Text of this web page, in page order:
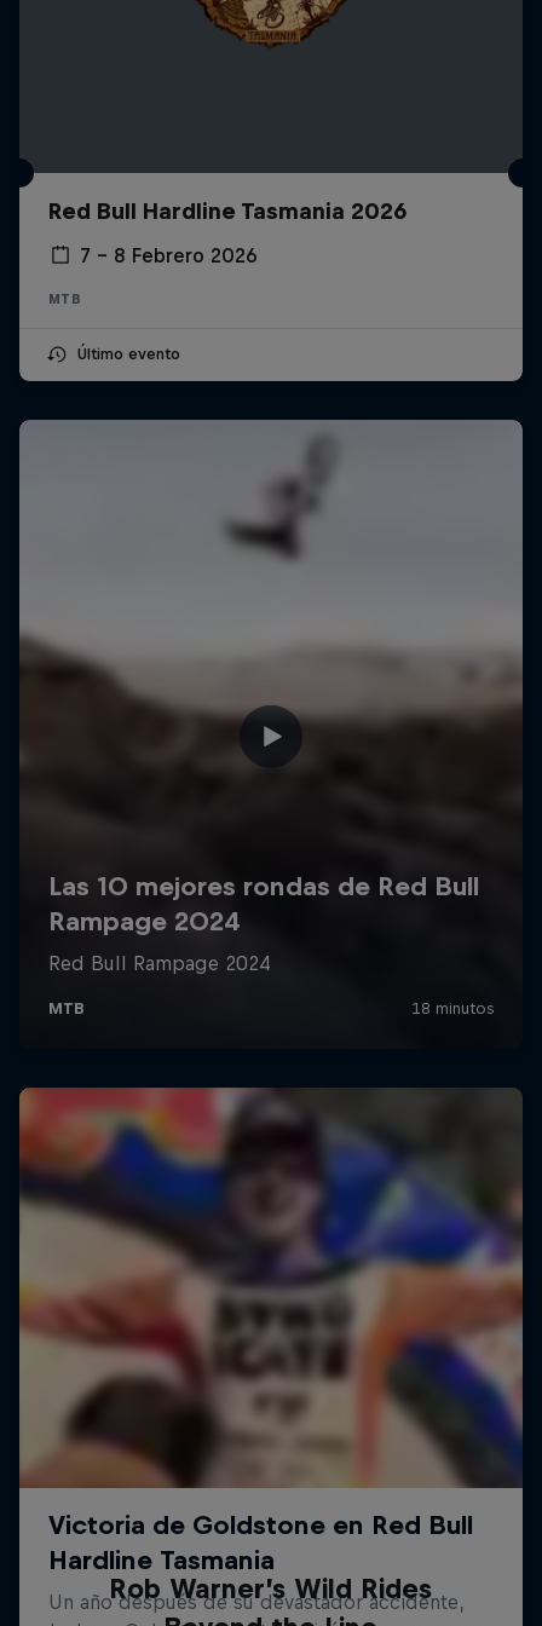
Red Bull Hardline Tasmania 2026
7 – 8 Febrero 2026
MTB
Último evento
Rob Warner’s Wild Rides